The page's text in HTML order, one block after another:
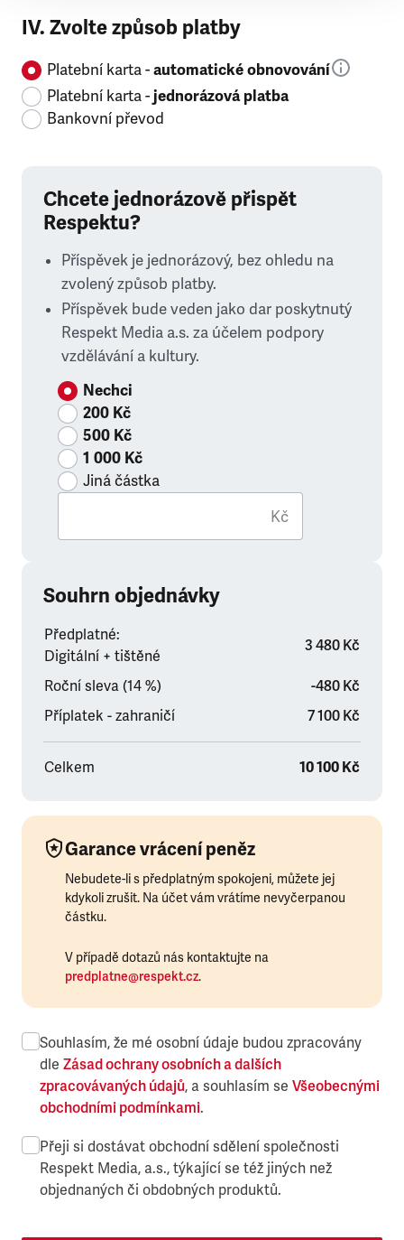
IV. Zvolte způsob platby
Platební karta -automatické obnovování
Platební karta -jednorázová platba
Bankovní převod
Chcete jednorázově přispět
Respektu?
Příspěvek je jednorázový, bez ohledu na
zvolený způsob platby.
Příspěvek bude veden jako dar poskytnutý
Respekt Media a.s. za účelem podpory
vzdělávání a kultury.
Nechci
200 Kč
500 Kč
1 000 Kč
Jiná částka
Kč
Souhrn objednávky
Předplatné:
Digitální + tištěné
3 480 Kč
Roční sleva (14 %)
-480 Kč
Příplatek - zahraničí
7 100 Kč
Celkem 10 100 Kč
Garance vrácení peněz
Nebudete-li s předplatným spokojeni, můžete jej
kdykoli zrušit. Na účet vám vrátíme nevyčerpanou
částku.
V případě dotazů nás kontaktujte na
predplatne@respekt.cz.
Souhlasím, že mé osobní údaje budou zpracovány
dle Zásad ochrany osobních a dalších
zpracovávaných údajů, a souhlasím se Všeobecnými
obchodními podmínkami.
Přeji si dostávat obchodní sdělení společnosti
Respekt Media, a.s., týkající se též jiných než
objednaných či obdobných produktů.